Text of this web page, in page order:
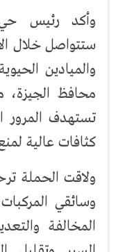
وأكد رئيس
ستتواصل خلال
والميادين
محافظ
تستهدف المرور
كثافات عالية
ولاقت الحملة
وسائقي
المخالفة